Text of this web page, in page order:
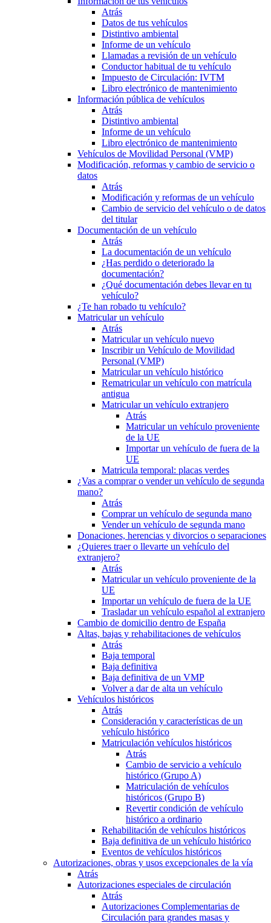
Atrás
Datos de tus vehículos
Distintivo ambiental
Informe de un vehículo
Llamadas a revisión de un vehículo
Conductor habitual de tu vehículo
Impuesto de Circulación: IVTM
Libro electrónico de mantenimiento
Información pública de vehículos
Atrás
Distintivo ambiental
Informe de un vehículo
Libro electrónico de mantenimiento
Vehículos de Movilidad Personal (VMP)
Modificación, reformas y cambio de servicio o
datos
Atrás
Modificación y reformas de un vehículo
Cambio de servicio del vehículo o de datos
del titular
Documentación de un vehículo
Atrás
La documentación de un vehículo
¿Has perdido o deteriorado la
documentación?
¿Qué documentación debes llevar en tu
vehículo?
¿Te han robado tu vehículo?
Matricular un vehículo
Atrás
Matricular un vehículo nuevo
Inscribir un Vehículo de Movilidad
Personal (VMP)
Matricular un vehículo histórico
Rematricular un vehículo con matrícula
antigua
Matricular un vehículo extranjero
Atrás
Matricular un vehículo proveniente
de la UE
Importar un vehículo de fuera de la
UE
Matricula temporal: placas verdes
¿Vas a comprar o vender un vehículo de segunda
mano?
Atrás
Comprar un vehículo de segunda mano
Vender un vehículo de segunda mano
Donaciones, herencias y divorcios o separaciones
¿Quieres traer o llevarte un vehículo del
extranjero?
Atrás
Matricular un vehículo proveniente de la
UE
Importar un vehículo de fuera de la UE
Trasladar un vehículo español al extranjero
Cambio de domicilio dentro de España
Altas, bajas y rehabilitaciones de vehículos
Atrás
Baja temporal
Baja definitiva
Baja definitiva de un VMP
Volver a dar de alta un vehículo
Vehículos históricos
Atrás
Consideración y características de un
vehículo histórico
Matriculación vehículos históricos
Atrás
Cambio de servicio a vehículo
histórico (Grupo A)
Matriculación de vehículos
históricos (Grupo B)
Revertir condición de vehículo
histórico a ordinario
Rehabilitación de vehículos históricos
Baja definitiva de un vehículo histórico
Eventos de vehículos históricos
Autorizaciones, obras y usos excepcionales de la vía
Atrás
Autorizaciones especiales de circulación
Atrás
Autorizaciones Complementarias de
Circulación para grandes masas y